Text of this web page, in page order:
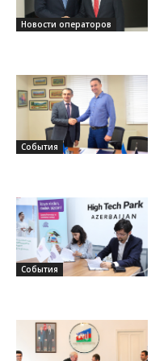
Новости операторов
События
События